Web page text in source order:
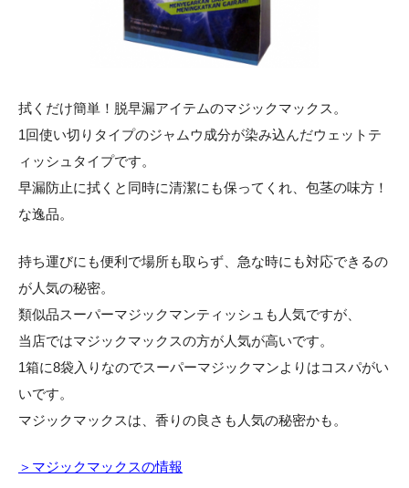
拭くだけ簡単！脱早漏アイテムのマジックマックス。
1回使い切りタイプのジャムウ成分が染み込んだウェットテ
ィッシュタイプです。
早漏防止に拭くと同時に清潔にも保ってくれ、包茎の味方！
な逸品。
持ち運びにも便利で場所も取らず、急な時にも対応できるの
が人気の秘密。
類似品スーパーマジックマンティッシュも人気ですが、
当店ではマジックマックスの方が人気が高いです。
1箱に8袋入りなのでスーパーマジックマンよりはコスパがい
いです。
マジックマックスは、香りの良さも人気の秘密かも。
＞マジックマックスの情報